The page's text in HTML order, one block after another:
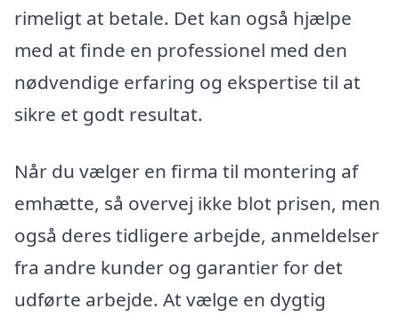
rimeligt at betale. Det kan også hjælpe
med at finde en professionel med den
nødvendige erfaring og ekspertise til at
sikre et godt resultat.
Når du vælger en firma til montering af
emhætte, så overvej ikke blot prisen, men
også deres tidligere arbejde, anmeldelser
fra andre kunder og garantier for det
udførte arbejde. At vælge en dygtig